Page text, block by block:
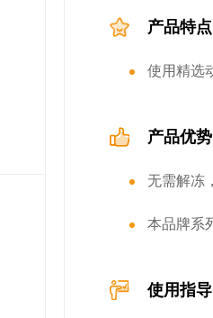
产品特点
使用精选
产品优势
无需解冻
本品牌系
使用指导